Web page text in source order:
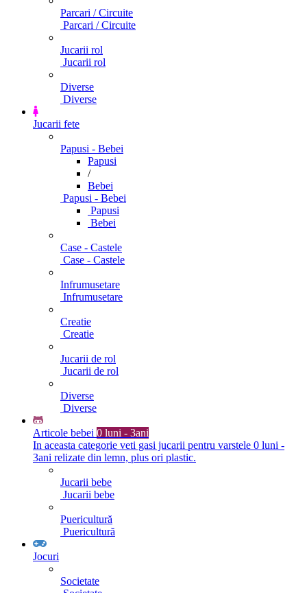
Parcari / Circuite
Parcari / Circuite
Jucarii rol
Jucarii rol
Diverse
Diverse
Jucarii fete
Papusi - Bebei
Papusi
/
Bebei
Papusi - Bebei
Papusi
Bebei
Case - Castele
Case - Castele
Infrumusetare
Infrumusetare
Creatie
Creatie
Jucarii de rol
Jucarii de rol
Diverse
Diverse
Articole bebei 0 luni - 3ani
In aceasta categorie veti gasi jucarii pentru varstele 0 luni -
3ani relizate din lemn, plus ori plastic.
Jucarii bebe
Jucarii bebe
Puericultură
Puericultură
Jocuri
Societate